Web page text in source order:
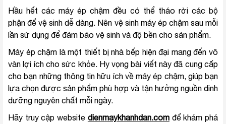
Hầu hết các máy ép chậm đều có thể tháo rời các bộ
phận để vệ sinh dễ dàng. Nên vệ sinh máy ép chậm sau mỗi
lần sử dụng để đảm bảo vệ sinh và độ bền cho sản phẩm.
Máy ép chậm là một thiết bị nhà bếp hiện đại mang đến vô
vàn lợi ích cho sức khỏe. Hy vọng bài viết này đã cung cấp
cho bạn những thông tin hữu ích về máy ép chậm, giúp bạn
lựa chọn được sản phẩm phù hợp và tận hưởng nguồn dinh
dưỡng nguyên chất mỗi ngày.
Hãy truy cập website dienmaykhanhdan.comđể khám phá